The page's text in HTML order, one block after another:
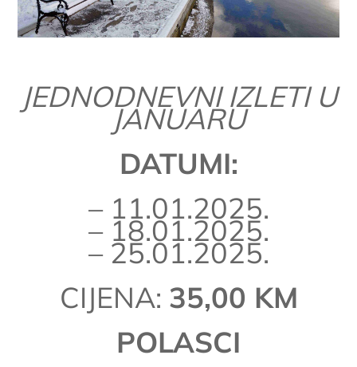
JEDNODNEVNI IZLETI U
JANUARU
DATUMI:
– 11.01.2025.
– 18.01.2025.
– 25.01.2025.
CIJENA: 35,00 KM
POLASCI